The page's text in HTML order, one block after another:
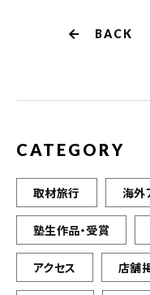
BACK
CATEGORY
取材旅行 海外
塾生作品・受賞
アクセス 店舗